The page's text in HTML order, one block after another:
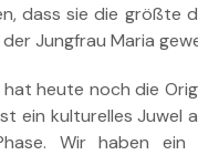
dass sie die größte
Jungfrau Maria
hat heute noch die
ein kulturelles Juwel
Wir haben ein